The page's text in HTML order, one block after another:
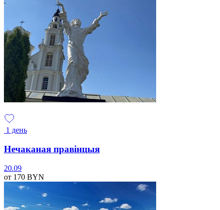
1 день
Нечаканая правінцыя
20.09
от 170 BYN